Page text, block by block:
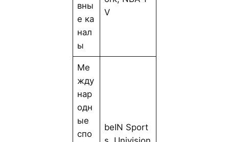
вны
е ка
нал
ы
V
Ме
жду
нар
одн
ые
спо
beIN Sport